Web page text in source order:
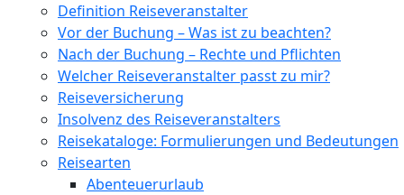
Definition Reiseveranstalter
Vor der Buchung – Was ist zu beachten?
Nach der Buchung – Rechte und Pflichten
Welcher Reiseveranstalter passt zu mir?
Reiseversicherung
Insolvenz des Reiseveranstalters
Reisekataloge: Formulierungen und Bedeutungen
Reisearten
Abenteuerurlaub